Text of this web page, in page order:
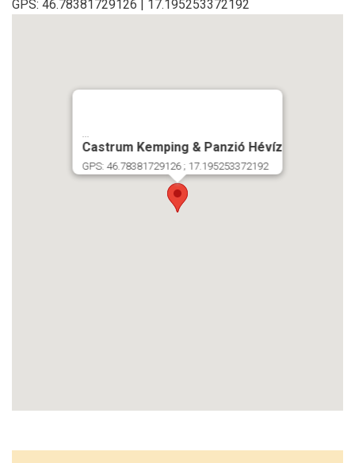
GPS: 46.78381729126 | 17.195253372192
Castrum Kemping & Panzió Hévíz
GPS: 46.78381729126 ; 17.195253372192